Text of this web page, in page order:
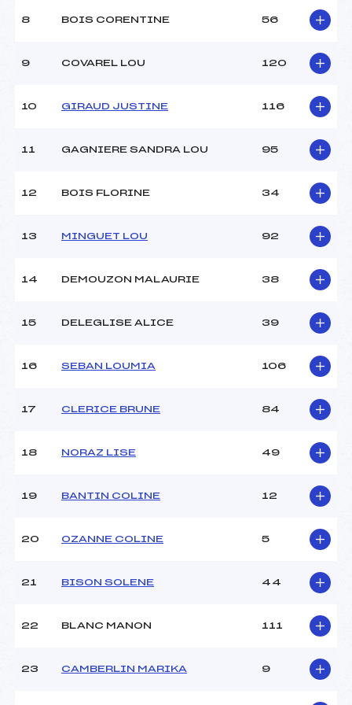
Ouvreurs C :
SIEGWALD MARTIN (SA)
Beau
12h15
BONNEL LAURENT (SA)
Ouvreurs B :
Ouvreurs D :
-5
Température arrivée :
-3
U12
8 BOIS CORENTINE 56
9 COVAREL LOU 120
10 GIRAUD JUSTINE 116
11 GAGNIERE SANDRA LOU 95
12 BOIS FLORINE 34
13 MINGUET LOU 92
14 DEMOUZON MALAURIE 38
15 DELEGLISE ALICE 39
16 SEBAN LOUMIA 106
17 CLERICE BRUNE 84
18 NORAZ LISE 49
19 BANTIN COLINE 12
20 OZANNE COLINE 5
21 BISON SOLENE 44
22 BLANC MANON 111
23 CAMBERLIN MARIKA 9